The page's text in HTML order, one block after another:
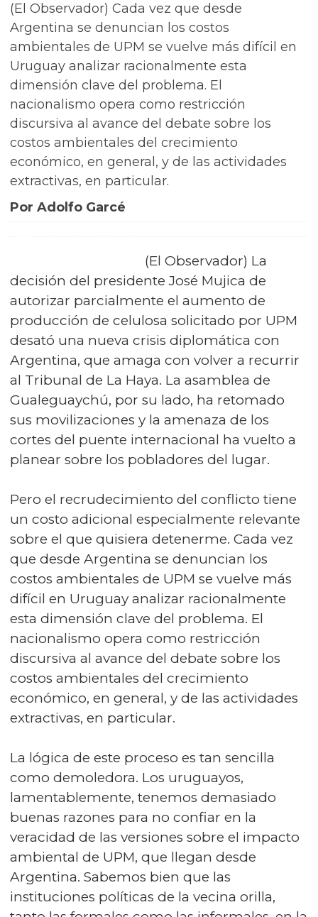
(El Observador) Cada vez que desde
Argentina se denuncian los costos
ambientales de UPM se vuelve más difícil en
Uruguay analizar racionalmente esta
dimensión clave del problema. El
nacionalismo opera como restricción
discursiva al avance del debate sobre los
costos ambientales del crecimiento
económico, en general, y de las actividades
extractivas, en particular.
Por Adolfo Garcé
(El Observador) La
decisión del presidente José Mujica de
autorizar parcialmente el aumento de
producción de celulosa solicitado por UPM
desató una nueva crisis diplomática con
Argentina, que amaga con volver a recurrir
al Tribunal de La Haya. La asamblea de
Gualeguaychú, por su lado, ha retomado
sus movilizaciones y la amenaza de los
cortes del puente internacional ha vuelto a
planear sobre los pobladores del lugar.
Pero el recrudecimiento del conflicto tiene
un costo adicional especialmente relevante
sobre el que quisiera detenerme. Cada vez
que desde Argentina se denuncian los
costos ambientales de UPM se vuelve más
difícil en Uruguay analizar racionalmente
esta dimensión clave del problema. El
nacionalismo opera como restricción
discursiva al avance del debate sobre los
costos ambientales del crecimiento
económico, en general, y de las actividades
extractivas, en particular.
La lógica de este proceso es tan sencilla
como demoledora. Los uruguayos,
lamentablemente, tenemos demasiado
buenas razones para no confiar en la
veracidad de las versiones sobre el impacto
ambiental de UPM, que llegan desde
Argentina. Sabemos bien que las
instituciones políticas de la vecina orilla,